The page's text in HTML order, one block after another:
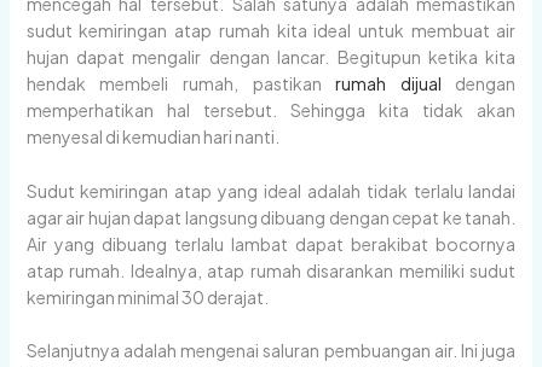
sudut kemiringan atap rumah kita ideal untuk membuat air
hujan dapat mengalir dengan lancar. Begitupun ketika kita
hendak membeli rumah, pastikanrumah dijual dengan
memperhatikan hal tersebut. Sehingga kita tidak akan
menyesal di kemudian hari nanti.
Sudut kemiringan atap yang ideal adalah tidak terlalu landai
agar air hujan dapat langsung dibuang dengan cepat ke tanah.
Air yang dibuang terlalu lambat dapat berakibat bocornya
atap rumah. Idealnya, atap rumah disarankan memiliki sudut
kemiringan minimal 30 derajat.
Selanjutnya adalah mengenai saluran pembuangan air. Ini juga